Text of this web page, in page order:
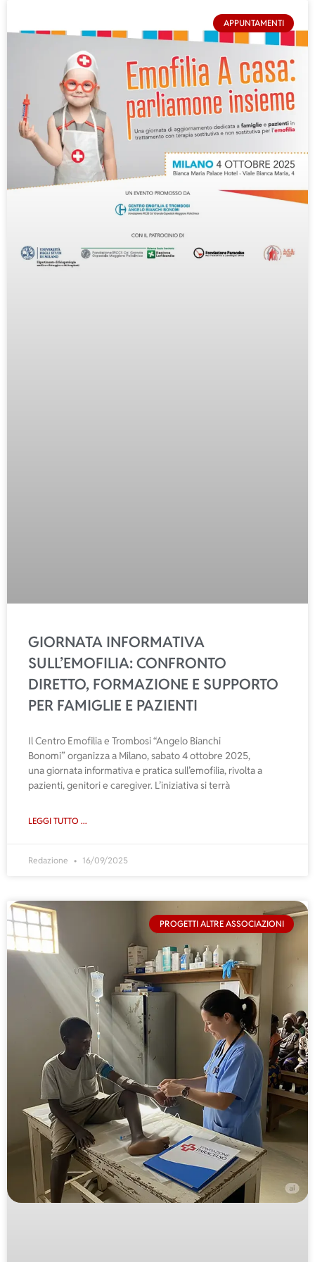
APPUNTAMENTI
GIORNATA INFORMATIVA
SULL’EMOFILIA: CONFRONTO
DIRETTO, FORMAZIONE E SUPPORTO
PER FAMIGLIE E PAZIENTI
Il Centro Emofilia e Trombosi “Angelo Bianchi
Bonomi” organizza a Milano, sabato 4 ottobre 2025,
una giornata informativa e pratica sull’emofilia, rivolta a
pazienti, genitori e caregiver. L’iniziativa si terrà
LEGGI TUTTO ...
Redazione 16/09/2025
PROGETTI ALTRE ASSOCIAZIONI